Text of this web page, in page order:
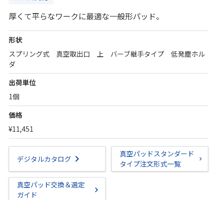
厚くて平らなワークに最適な一般形パッド。
形状
スプリング式 真空取出口 上 バーブ継手タイプ 低発塵ホル
ダ
出荷単位
1個
価格
¥11,451
デジタルカタログ
真空パッドスタンダード
タイプ注文形式一覧
真空パッド交換＆選定
ガイド